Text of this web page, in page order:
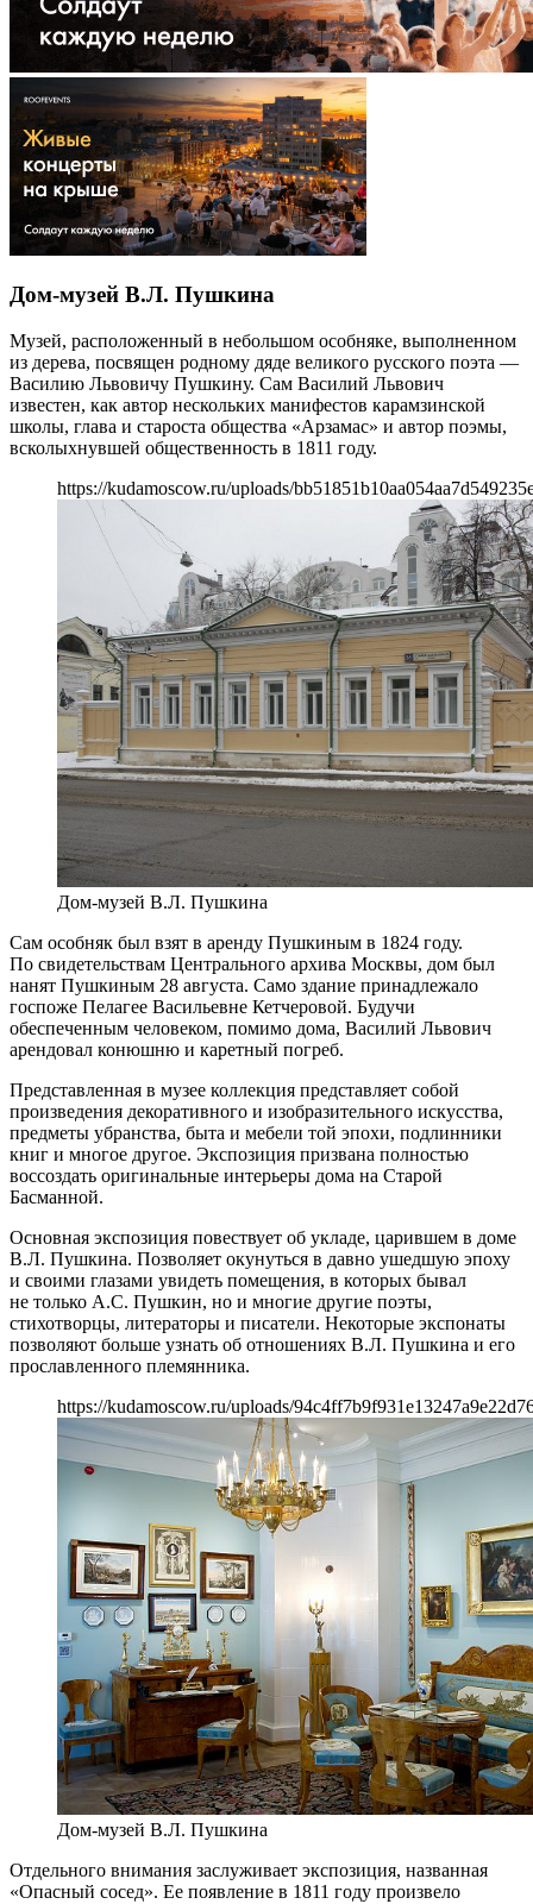
Дом-музей В.Л. Пушкина
Музей, расположенный в небольшом особняке, выполненном
из дерева, посвящен родному дяде великого русского поэта —
Василию Львовичу Пушкину. Сам Василий Львович
известен, как автор нескольких манифестов карамзинской
школы, глава и староста общества «Арзамас» и автор поэмы,
всколыхнувшей общественность в 1811 году.
https://kudamoscow.ru/uploads/
Дом-музей В.Л. Пушкина
Сам особняк был взят в аренду Пушкиным в 1824 году.
По свидетельствам Центрального архива Москвы, дом был
нанят Пушкиным 28 августа. Само здание принадлежало
госпоже Пелагее Васильевне Кетчеровой. Будучи
обеспеченным человеком, помимо дома, Василий Львович
арендовал конюшню и каретный погреб.
Представленная в музее коллекция представляет собой
произведения декоративного и изобразительного искусства,
предметы убранства, быта и мебели той эпохи, подлинники
книг и многое другое. Экспозиция призвана полностью
воссоздать оригинальные интерьеры дома на Старой
Басманной.
Основная экспозиция повествует об укладе, царившем в доме
В.Л. Пушкина. Позволяет окунуться в давно ушедшую эпоху
и своими глазами увидеть помещения, в которых бывал
не только А.С. Пушкин, но и многие другие поэты,
стихотворцы, литераторы и писатели. Некоторые экспонаты
позволяют больше узнать об отношениях В.Л. Пушкина и его
прославленного племянника.
https://kudamoscow.ru/uploads/
Дом-музей В.Л. Пушкина
Отдельного внимания заслуживает экспозиция, названная
«Опасный сосед». Ее появление в 1811 году произвело